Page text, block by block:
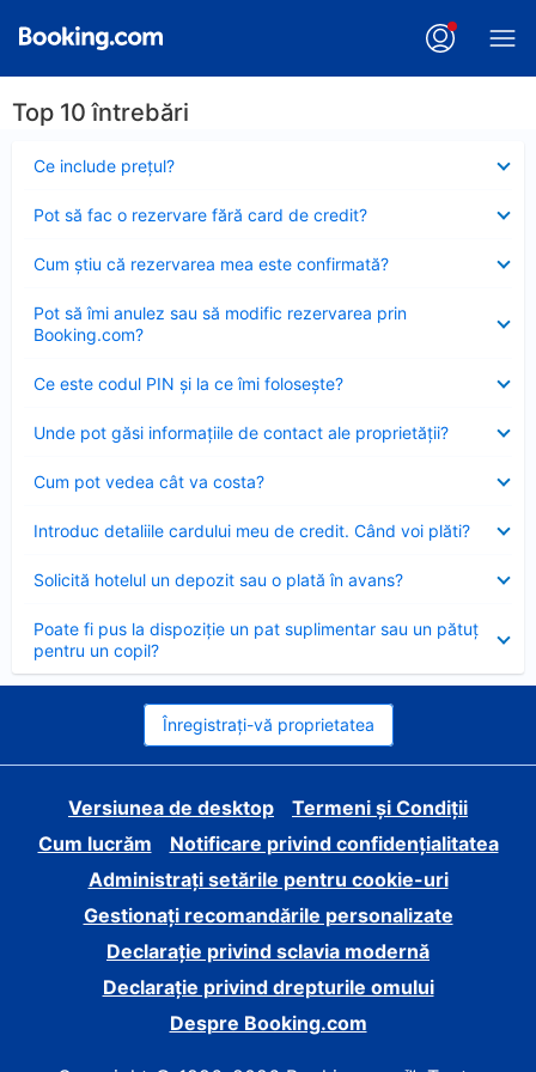
Top 10 întrebări
Ce include preţul?
închis
Pot să fac o rezervare fără card de credit?
închis
Cum ştiu că rezervarea mea este confirmată?
închis
Pot să îmi anulez sau să modific rezervarea prin
Booking.com?
închis
Ce este codul PIN şi la ce îmi foloseşte?
închis
Unde pot găsi informațiile de contact ale proprietății?
închis
Cum pot vedea cât va costa?
închis
Introduc detaliile cardului meu de credit. Când voi plăti?
închis
Solicită hotelul un depozit sau o plată în avans?
închis
Poate fi pus la dispoziție un pat suplimentar sau un pătuț
pentru un copil?
închis
Înregistrați-vă proprietatea
Versiunea de desktop
Termeni și Condiții
Cum lucrăm
Notificare privind confidențialitatea
Administrați setările pentru cookie-uri
Gestionați recomandările personalizate
Declarație privind sclavia modernă
Declarație privind drepturile omului
Despre Booking.com